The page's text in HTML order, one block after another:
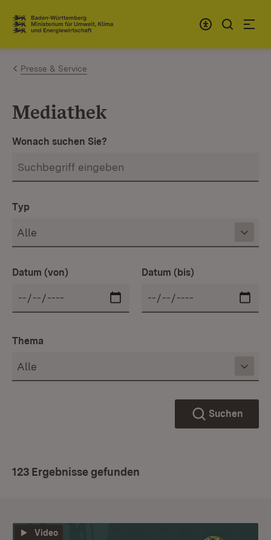
Zum Inhalt springen
Link zur Startseite
Presse & Service
Mediathek
Wonach suchen Sie?
Typ
Datum (von) Datum (bis)
Thema
Suchen
123 Ergebnisse gefunden
Video